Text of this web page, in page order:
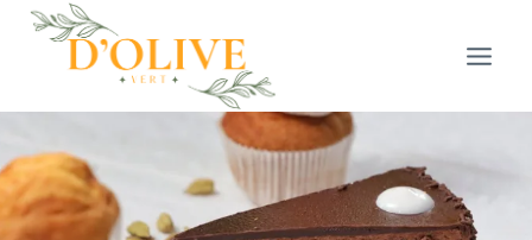
Aller